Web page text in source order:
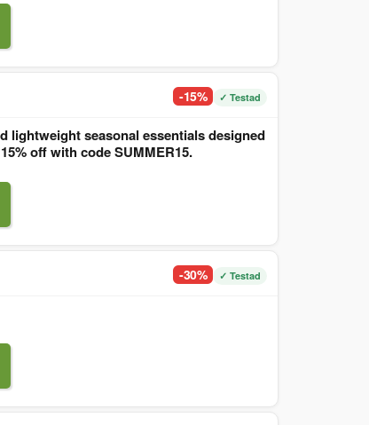
-15% ✓ Testad
lightweight seasonal essentials designed
off with code SUMMER15.
-30% ✓ Testad